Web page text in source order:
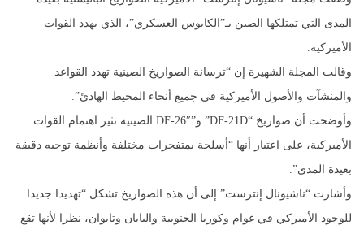
المدى التي تمتلكها الصين بـ”الكابوس العسكري”، الذي يهدد القوات
الأميركية.
وقالت المجلة الشهيرة إن “ترسانة الصواريخ الصينية تهدد القواعد
والمنشآت والأصول الأميركية في جميع أنحاء المحيط الهادئ”.
وأوضحت أن صواريخ “DF-21D” و”DF-26″ الصينية تثير اهتمام القوات
الأميركية، على اعتبار أنها “أسلحة بمتفجرات مختلفة وأنظمة توجيه دقيقة
بعيدة المدى”.
وأشارت “ناشيونال إنترست” إلى أن هذه الصواريخ تشكل “تهديدا جديدا
للوجود الأميركي في غوام وكوريا الجنوبية واليابان وتايوان، نظرا لأنها تقع